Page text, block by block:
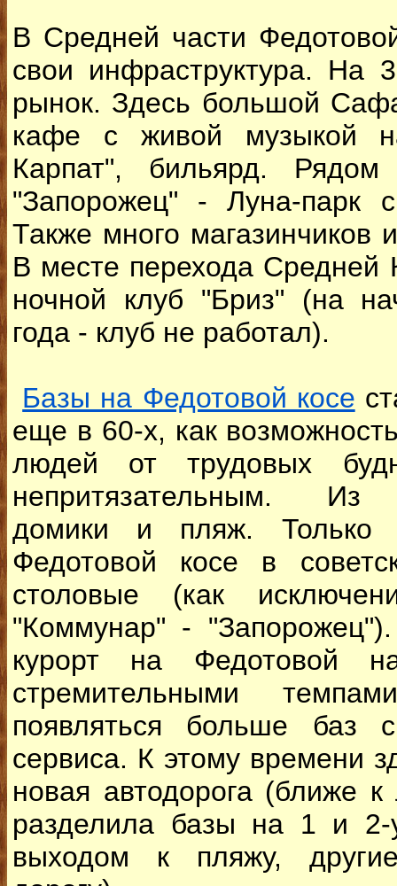
В Средней части
свои инфраструктура. На
рынок. Здесь большой
кафе с живой музыкой
Карпат", бильярд.
"Запорожец" - Луна-парк
Также много магазинчиков
В месте перехода
ночной клуб "Бриз" (на
года - клуб не работал).
Базы на Федотовой косе
еще в 60-х, как
людей от трудовых
непритязательным. Из
домики и пляж. Только
Федотовой косе в
столовые (как
"Коммунар" -
курорт на Федотовой
стремительными
появляться больше баз
сервиса. К этому времени
новая автодорога (ближе
разделила базы на 1 и
выходом к пляжу,